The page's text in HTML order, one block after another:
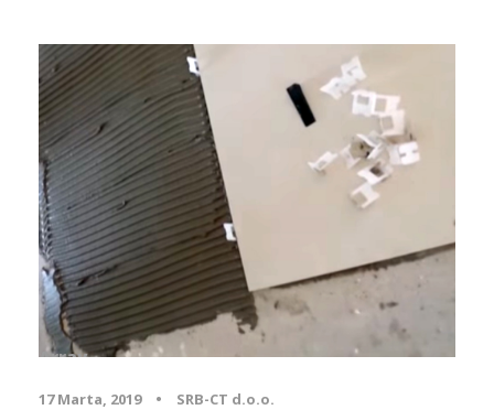
Array
17 Marta, 2019 • SRB-CT d.o.o.